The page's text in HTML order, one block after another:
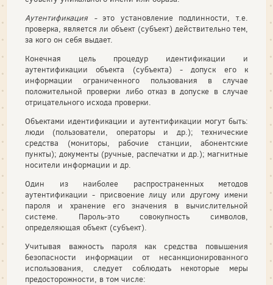
Аутентификация -это установление подлинности, т.е.
проверка, является ли объект (субъект) действительно тем,
за кого он себя выдает.
Конечная цель процедур идентификации и
аутентификации объекта (субъекта) - допуск его к
информации ограниченного пользования в случае
положительной проверки либо отказ в допуске в случае
отрицательного исхода проверки.
Объектами идентификации и аутентификации могут быть:
люди (пользователи, операторы и др.); технические
средства (мониторы, рабочие станции, абонентские
пункты); документы (ручные, распечатки и др.); магнитные
носители информации и др.
Один из наиболее распространенных методов
аутентификации - присвоение лицу или другому имени
пароля и хранение его значения в вычислительной
системе. Пароль-это совокупность символов,
определяющая объект (субъект).
Учитывая важность пароля как средства повышения
безопасности информации от несанкционированного
использования, следует соблюдать некоторые меры
предосторожности, в том числе: